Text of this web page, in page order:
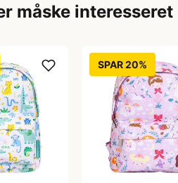
måske interesseret
SPAR 20%